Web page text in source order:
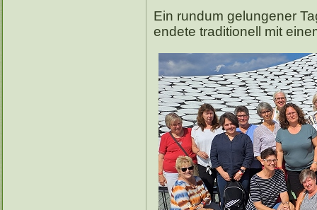
Ein rundum gelungener
endete traditionell mit